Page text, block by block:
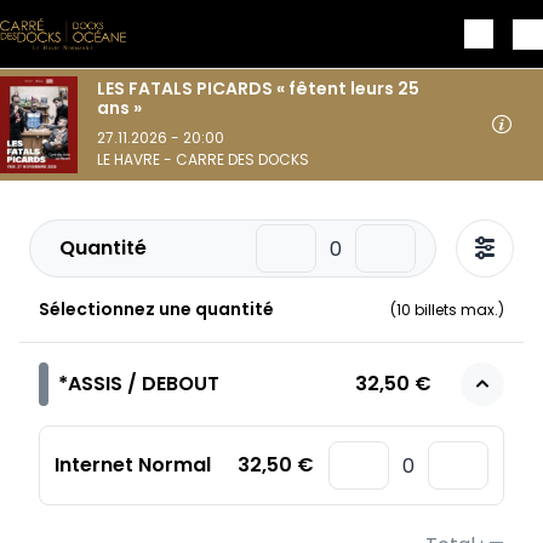
Aller au contenu principal
LES FATALS PICARDS « fêtent leurs 25
ans »
27.11.2026 - 20:00
LE HAVRE - CARRE DES DOCKS
Quantité
Sélectionnez une quantité (10 billets max.)
*ASSIS / DEBOUT 32,50 €
Internet Normal 32,50 €